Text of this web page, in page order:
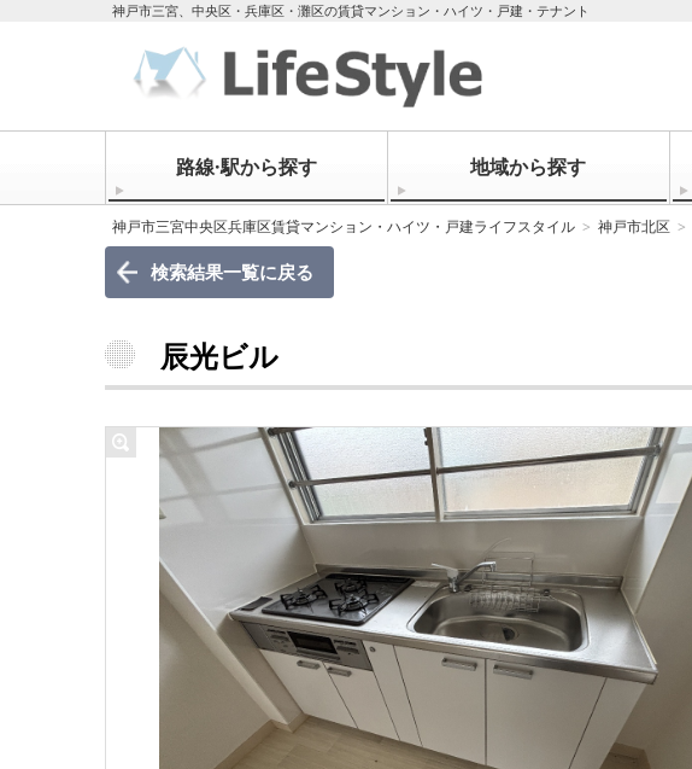
神戸市三宮、中央区・兵庫区・灘区の賃貸マンション・ハイツ・戸建・テナント
路線·駅から探す 地域から探す
神戸市三宮中央区兵庫区賃貸マンション・ハイツ・戸建ライフスタイル 神戸市北区
検索結果一覧に戻る
辰光ビル